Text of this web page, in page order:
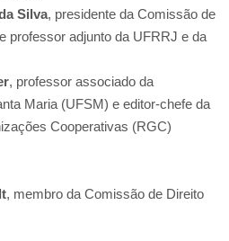
Silva, presidente da Comissão de
professor adjunto da UFRRJ e da
, professor associado da
Maria (UFSM) e editor-chefe da
Cooperativas (RGC)
, membro da Comissão de Direito